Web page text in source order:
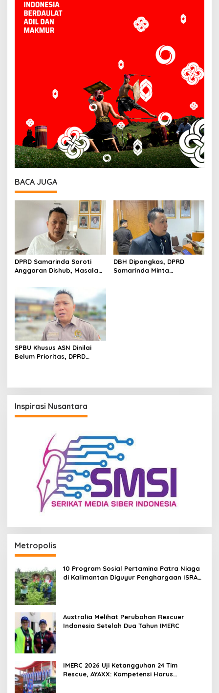
BACA JUGA
DPRD Samarinda Soroti
Anggaran Dishub, Masalah
Belum Tertangani Optimal
DBH Dipangkas, DPRD
Samarinda Minta
SPBU Khusus ASN Dinilai
Belum Prioritas, DPRD
Inspirasi Nusantara
Metropolis
10 Program Sosial Pertamina Patra Niaga
di Kalimantan Diguyur Penghargaan ISRA
Australia Melihat Perubahan Rescuer
Indonesia Setelah Dua Tahun IMERC
IMERC 2026 Uji Ketangguhan 24 Tim
Rescue, AYAXX: Kompetensi Harus